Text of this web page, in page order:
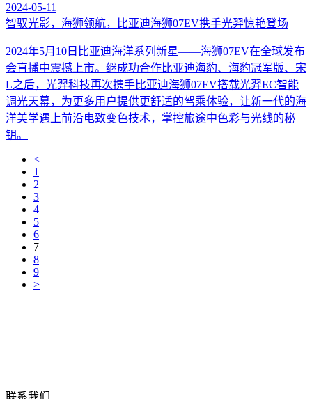
2024-05-11
智驭光影，海狮领航，比亚迪海狮07EV携手光羿惊艳登场
2024年5月10日比亚迪海洋系列新星——海狮07EV在全球发布
会直播中震撼上市。继成功合作比亚迪海豹、海豹冠军版、宋
L之后，光羿科技再次携手比亚迪海狮07EV搭载光羿EC智能
调光天幕，为更多用户提供更舒适的驾乘体验，让新一代的海
洋美学遇上前沿电致变色技术，掌控旅途中色彩与光线的秘
钥。
<
1
2
3
4
5
6
7
8
9
>
联系我们